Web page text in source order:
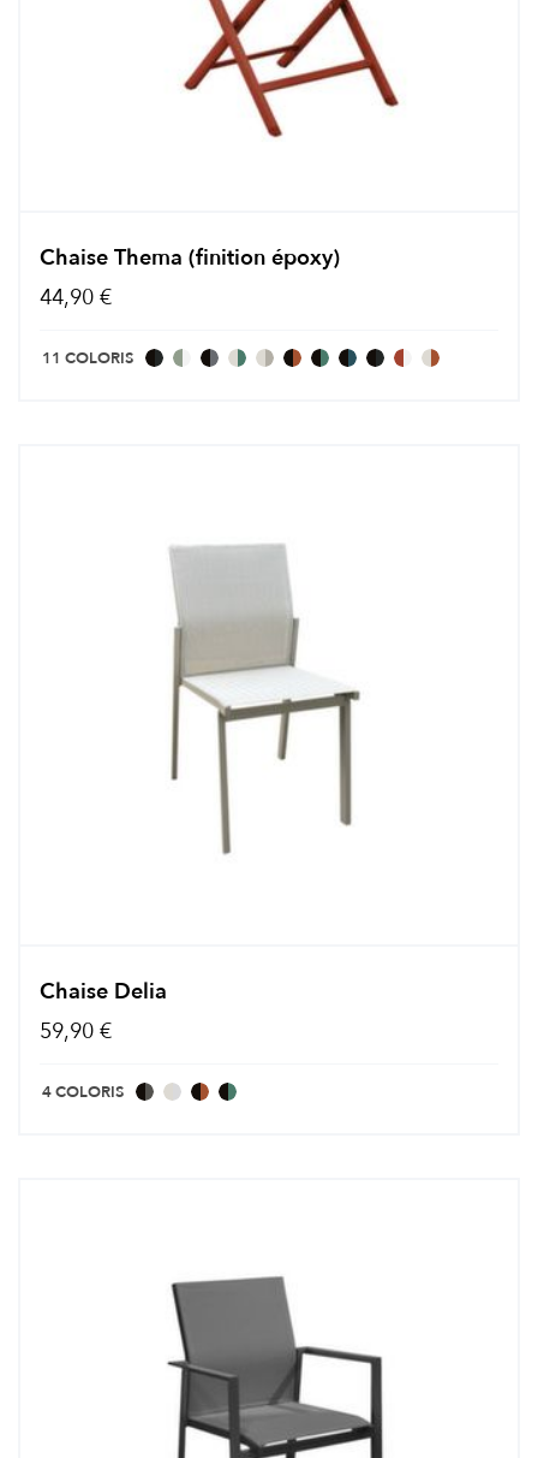
Chaise Thema (finition époxy)
44,90 €
11 COLORIS
Chaise Delia
59,90 €
4 COLORIS